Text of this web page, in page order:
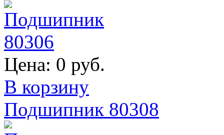
Цена: 0 руб.
В корзину
Подшипник 80308